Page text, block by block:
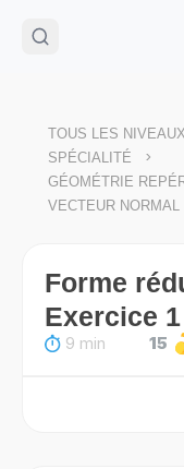
🌴Cahier de
Télécharge
TOUS LES NIVEAUX
SPÉCIALITÉ >
GÉOMÉTRIE
VECTEUR
Forme
Exercice 1
9 min 15